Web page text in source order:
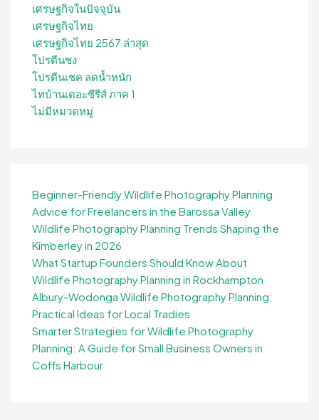
เศรษฐกิจในปัจจุบัน
เศรษฐกิจไทย
เศรษฐกิจไทย 2567 ล่าสุด
โปรตีนชง
โปรตีนเชค ลดน้ำหนัก
ไทบ้านเดอะซีรีส์ ภาค 1
ไม่มีหมวดหมู่
Beginner-Friendly Wildlife Photography Planning
Advice for Freelancers in the Barossa Valley
Wildlife Photography Planning Trends Shaping the
Kimberley in 2026
What Startup Founders Should Know About
Wildlife Photography Planning in Rockhampton
Albury-Wodonga Wildlife Photography Planning:
Practical Ideas for Local Tradies
Smarter Strategies for Wildlife Photography
Planning: A Guide for Small Business Owners in
Coffs Harbour